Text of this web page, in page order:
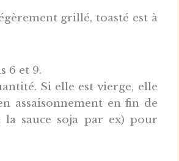
grillé, toasté est à
6 et 9.
Si elle est vierge, elle
assaisonnement en fin de
la sauce soja par ex) pour